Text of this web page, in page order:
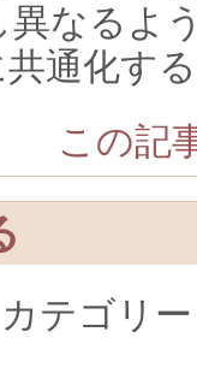
異なるよ
通化す
この記
カテゴリ